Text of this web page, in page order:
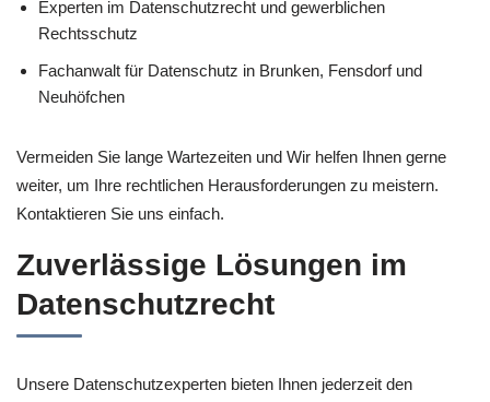
Experten im Datenschutzrecht und gewerblichen
Rechtsschutz
Fachanwalt für Datenschutz in Brunken, Fensdorf und
Neuhöfchen
Vermeiden Sie lange Wartezeiten und Wir helfen Ihnen gerne
weiter, um Ihre rechtlichen Herausforderungen zu meistern.
Kontaktieren Sie uns einfach.
Zuverlässige Lösungen im
Datenschutzrecht
Unsere Datenschutzexperten bieten Ihnen jederzeit den